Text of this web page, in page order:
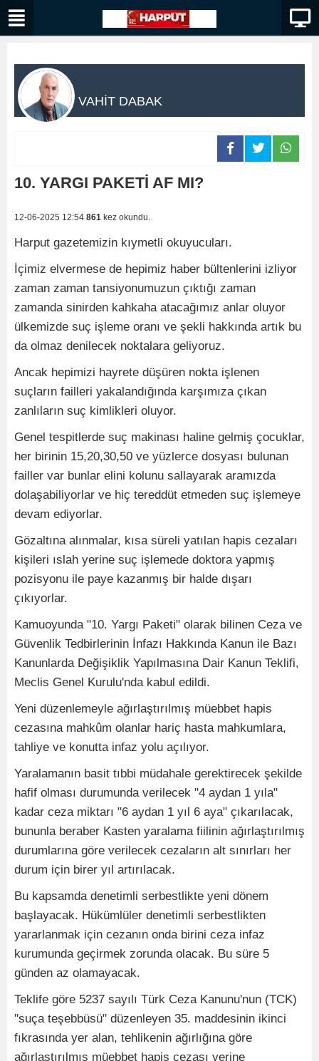
VAHİT DABAK
10. YARGI PAKETİ AF MI?
12-06-2025 12:54 861 kez okundu.
Harput gazetemizin kıymetli okuyucuları.
İçimiz elvermese de hepimiz haber bültenlerini izliyor
zaman zaman tansiyonumuzun çıktığı zaman
zamanda sinirden kahkaha atacağımız anlar oluyor
ülkemizde suç işleme oranı ve şekli hakkında artık bu
da olmaz denilecek noktalara geliyoruz.
Ancak hepimizi hayrete düşüren nokta işlenen
suçların failleri yakalandığında karşımıza çıkan
zanlıların suç kimlikleri oluyor.
Genel tespitlerde suç makinası haline gelmiş çocuklar,
her birinin 15,20,30,50 ve yüzlerce dosyası bulunan
failler var bunlar elini kolunu sallayarak aramızda
dolaşabiliyorlar ve hiç tereddüt etmeden suç işlemeye
devam ediyorlar.
Gözaltına alınmalar, kısa süreli yatılan hapis cezaları
kişileri ıslah yerine suç işlemede doktora yapmış
pozisyonu ile paye kazanmış bir halde dışarı
çıkıyorlar.
Kamuoyunda "10. Yargı Paketi" olarak bilinen Ceza ve
Güvenlik Tedbirlerinin İnfazı Hakkında Kanun ile Bazı
Kanunlarda Değişiklik Yapılmasına Dair Kanun Teklifi,
Meclis Genel Kurulu'nda kabul edildi.
Yeni düzenlemeyle ağırlaştırılmış müebbet hapis
cezasına mahkûm olanlar hariç hasta mahkumlara,
tahliye ve konutta infaz yolu açılıyor.
Yaralamanın basit tıbbi müdahale gerektirecek şekilde
hafif olması durumunda verilecek "4 aydan 1 yıla"
kadar ceza miktarı "6 aydan 1 yıl 6 aya" çıkarılacak,
bununla beraber Kasten yaralama fiilinin ağırlaştırılmış
durumlarına göre verilecek cezaların alt sınırları her
durum için birer yıl artırılacak.
Bu kapsamda denetimli serbestlikte yeni dönem
başlayacak. Hükümlüler denetimli serbestlikten
yararlanmak için cezanın onda birini ceza infaz
kurumunda geçirmek zorunda olacak. Bu süre 5
günden az olamayacak.
Teklife göre 5237 sayılı Türk Ceza Kanunu'nun (TCK)
"suça teşebbüsü" düzenleyen 35. maddesinin ikinci
fıkrasında yer alan, tehlikenin ağırlığına göre
ağırlaştırılmış müebbet hapis cezası yerine